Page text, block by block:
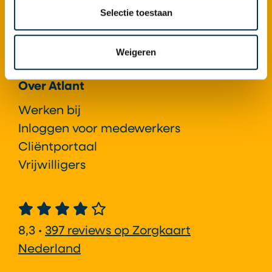
Selectie toestaan
Weigeren
Expertisecentrum syndroom van
Korsakov
Onderzoek & Innovatie
Over Atlant
Werken bij
Inloggen voor medewerkers
Cliëntportaal
Vrijwilligers
8,3 • 397 reviews op Zorgkaart
Nederland